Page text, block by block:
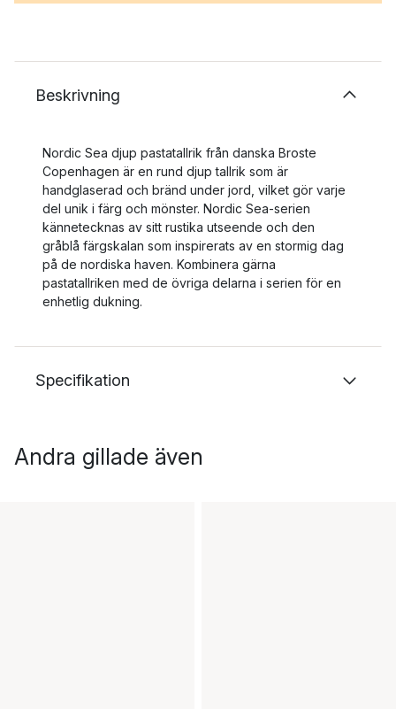
Beskrivning
Nordic Sea djup pastatallrik från danska Broste
Copenhagen är en rund djup tallrik som är
handglaserad och bränd under jord, vilket gör varje
del unik i färg och mönster. Nordic Sea-serien
kännetecknas av sitt rustika utseende och den
gråblå färgskalan som inspirerats av en stormig dag
på de nordiska haven. Kombinera gärna
pastatallriken med de övriga delarna i serien för en
enhetlig dukning.
Specifikation
Andra gillade även